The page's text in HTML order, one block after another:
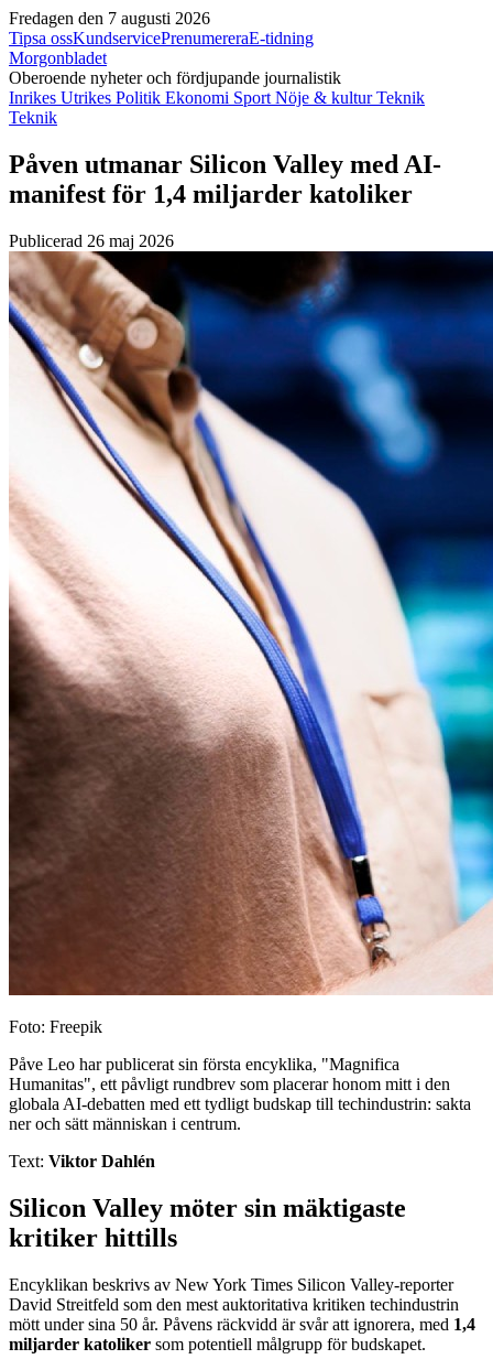
Fredagen den 7 augusti 2026
Tipsa ossKundservicePrenumereraE-tidning
Morgonbladet
Oberoende nyheter och fördjupande journalistik
Inrikes Utrikes Politik Ekonomi Sport Nöje & kulturTeknik
Teknik
Påven utmanar Silicon Valley med AI-
manifest för 1,4 miljarder katoliker
Publicerad 26 maj 2026
Foto: Freepik
Påve Leo har publicerat sin första encyklika, "Magnifica
Humanitas", ett påvligt rundbrev som placerar honom mitt i den
globala AI-debatten med ett tydligt budskap till techindustrin: sakta
ner och sätt människan i centrum.
Text: Viktor Dahlén
Silicon Valley möter sin mäktigaste
kritiker hittills
Encyklikan beskrivs av New York Times Silicon Valley-reporter
David Streitfeld som den mest auktoritativa kritiken techindustrin
mött under sina 50 år. Påvens räckvidd är svår att ignorera, med 1,4
miljarder katoliker som potentiell målgrupp för budskapet.